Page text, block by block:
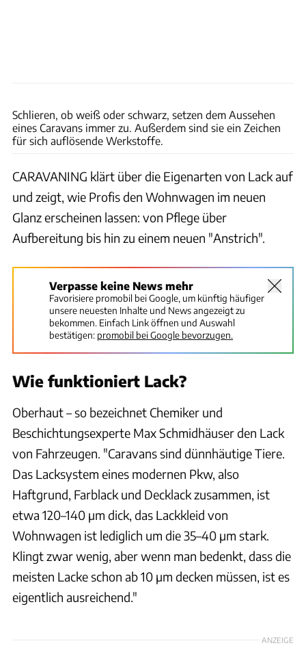
Schlieren, ob weiß oder schwarz, setzen dem Aussehen
eines Caravans immer zu. Außerdem sind sie ein Zeichen
für sich auflösende Werkstoffe.
CARAVANING klärt über die Eigenarten von Lack auf
und zeigt, wie Profis den Wohnwagen im neuen
Glanz erscheinen lassen: von Pflege über
Aufbereitung bis hin zu einem neuen "Anstrich".
Verpasse keine News mehr
Favorisiere promobil bei Google, um künftig häufiger
unsere neuesten Inhalte und News angezeigt zu
bekommen. Einfach Link öffnen und Auswahl
bestätigen: promobil bei Google bevorzugen.
Wie funktioniert Lack?
Oberhaut – so bezeichnet Chemiker und
Beschichtungsexperte Max Schmidhäuser den Lack
von Fahrzeugen. "Caravans sind dünnhäutige Tiere.
Das Lacksystem eines modernen Pkw, also
Haftgrund, Farblack und Decklack zusammen, ist
etwa 120–140 µm dick, das Lackkleid von
Wohnwagen ist lediglich um die 35–40 µm stark.
Klingt zwar wenig, aber wenn man bedenkt, dass die
meisten Lacke schon ab 10 µm decken müssen, ist es
eigentlich ausreichend."
ANZEIGE